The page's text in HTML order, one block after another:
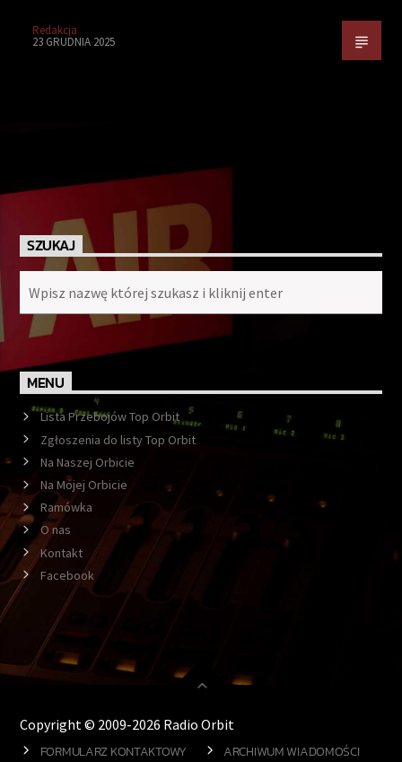
Redakcja
23 GRUDNIA 2025
SZUKAJ
MENU
Lista Przebojów Top Orbit
Zgłoszenia do listy Top Orbit
Na Naszej Orbicie
Na Mojej Orbicie
Ramówka
O nas
Kontakt
Facebook
Copyright © 2009-2026 Radio Orbit
FORMULARZ KONTAKTOWY
ARCHIWUM WIADOMOŚCI